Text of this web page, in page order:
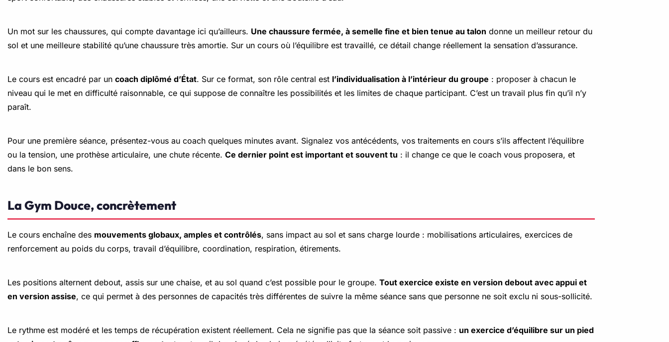
Un mot sur les chaussures, qui compte davantage ici qu’ailleurs. Une chaussure fermée, à semelle fine et bien tenue au talon donne un meilleur retour du
sol et une meilleure stabilité qu’une chaussure très amortie. Sur un cours où l’équilibre est travaillé, ce détail change réellement la sensation d’assurance.
Le cours est encadré par un coach diplômé d’État. Sur ce format, son rôle central est l’individualisation à l’intérieur du groupe : proposer à chacun le
niveau qui le met en difficulté raisonnable, ce qui suppose de connaître les possibilités et les limites de chaque participant. C’est un travail plus fin qu’il n’y
paraît.
Pour une première séance, présentez-vous au coach quelques minutes avant. Signalez vos antécédents, vos traitements en cours s’ils affectent l’équilibre
ou la tension, une prothèse articulaire, une chute récente. Ce dernier point est important et souvent tu : il change ce que le coach vous proposera, et
dans le bon sens.
La Gym Douce, concrètement
Le cours enchaîne des mouvements globaux, amples et contrôlés, sans impact au sol et sans charge lourde : mobilisations articulaires, exercices de
renforcement au poids du corps, travail d’équilibre, coordination, respiration, étirements.
Les positions alternent debout, assis sur une chaise, et au sol quand c’est possible pour le groupe. Tout exercice existe en version debout avec appui et
en version assise, ce qui permet à des personnes de capacités très différentes de suivre la même séance sans que personne ne soit exclu ni sous-sollicité.
Le rythme est modéré et les temps de récupération existent réellement. Cela ne signifie pas que la séance soit passive : un exercice d’équilibre sur un pied